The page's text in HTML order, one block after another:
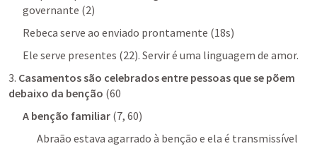
governante (2)
Rebeca serve ao enviado prontamente (18s)
Ele serve presentes (22). Servir é uma linguagem de amor.
3. Casamentos são celebrados entre pessoas que se põem
debaixo da benção (60
A benção familiar (7, 60)
Abraão estava agarrado à benção e ela é transmissível